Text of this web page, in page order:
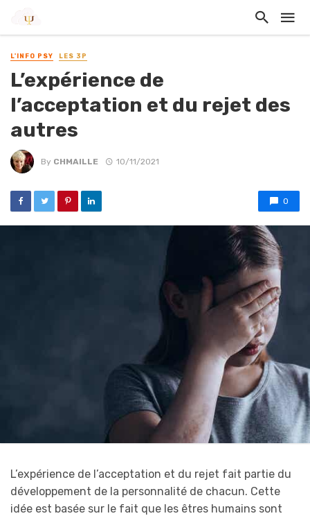
L'INFO PSY LES 3P
L’expérience de
l’acceptation et du rejet des
autres
By CHMAILLE 10/11/2021
0
L’expérience de l’acceptation et du rejet fait partie du
développement de la personnalité de chacun. Cette
idée est basée sur le fait que les êtres humains sont